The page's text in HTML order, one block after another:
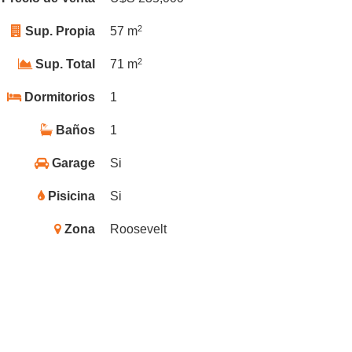
Sup. Propia 57 m2
Sup. Total 71 m2
Dormitorios 1
Baños 1
Garage Si
Pisicina Si
Zona Roosevelt